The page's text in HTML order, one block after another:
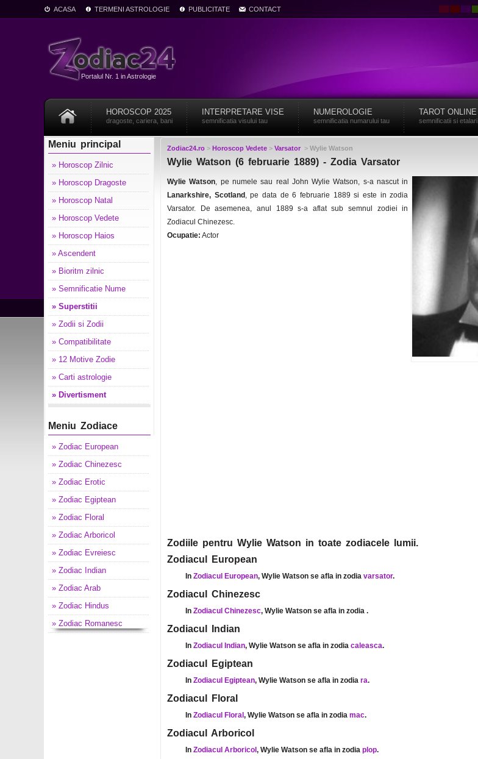
ACASA TERMENI ASTROLOGIE PUBLICITATE CONTACT
Portalul Nr. 1 in Astrologie
HOROSCOP 2025
dragoste, cariera, bani
INTERPRETARE VISE
semnificatia visului tau
NUMEROLOGIE
semnificatia numarului tau
TAROT ONLINE
semnificatii si etalari
Meniu principal
» Horoscop Zilnic
» Horoscop Dragoste
» Horoscop Natal
» Horoscop Vedete
» Horoscop Haios
» Ascendent
» Bioritm zilnic
» Semnificatie Nume
» Superstitii
» Zodii si Zodii
» Compatibilitate
» 12 Motive Zodie
» Carti astrologie
» Divertisment
Meniu Zodiace
» Zodiac European
» Zodiac Chinezesc
» Zodiac Erotic
» Zodiac Egiptean
» Zodiac Floral
» Zodiac Arboricol
» Zodiac Evreiesc
» Zodiac Indian
» Zodiac Arab
» Zodiac Hindus
» Zodiac Romanesc
Zodiac24.ro > Horoscop Vedete > Varsator > Wylie Watson
Wylie Watson (6 februarie 1889) - Zodia Varsator
Wylie Watson, pe numele sau real John Wylie Watson, s-a nascut in
Lanarkshire, Scotland , pe data de 6 februarie 1889 si este in zodia
Varsator. De asemenea, anul 1889 s-a aflat sub semnul zodiei in
Zodiacul Chinezesc.
Ocupatie: Actor
Zodiile pentru Wylie Watson in toate zodiacele lumii.
Zodiacul European
In Zodiacul European, Wylie Watson se afla in zodia varsator.
Zodiacul Chinezesc
In Zodiacul Chinezesc, Wylie Watson se afla in zodia .
Zodiacul Indian
In Zodiacul Indian, Wylie Watson se afla in zodia caleasca.
Zodiacul Egiptean
In Zodiacul Egiptean, Wylie Watson se afla in zodia ra.
Zodiacul Floral
In Zodiacul Floral , Wylie Watson se afla in zodia mac.
Zodiacul Arboricol
In Zodiacul Arboricol , Wylie Watson se afla in zodia plop.